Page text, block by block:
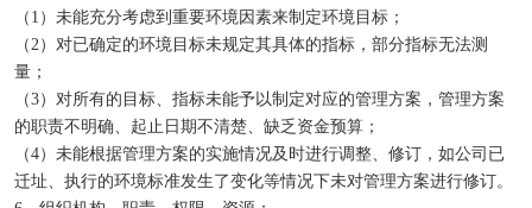
（1）未能充分考虑到重要环境因素来制定环境目标；
（2）对已确定的环境目标未规定其具体的指标，部分指标无法测
量；
（3）对所有的目标、指标未能予以制定对应的管理方案，管理方案
的职责不明确、起止日期不清楚、缺乏资金预算；
（4）未能根据管理方案的实施情况及时进行调整、修订，如公司已
迁址、执行的环境标准发生了变化等情况下未对管理方案进行修订。